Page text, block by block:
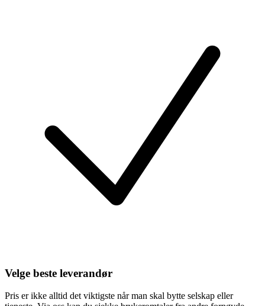
Velge beste leverandør
Pris er ikke alltid det viktigste når man skal bytte selskap eller